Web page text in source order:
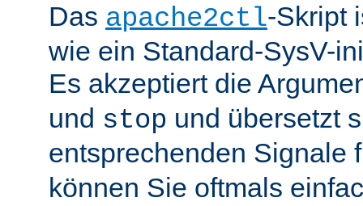
Das apache2ctl-Skript
wie ein Standard-SysV-
Es akzeptiert die
und stop und übersetzt
entsprechenden Signale
können Sie oftmals